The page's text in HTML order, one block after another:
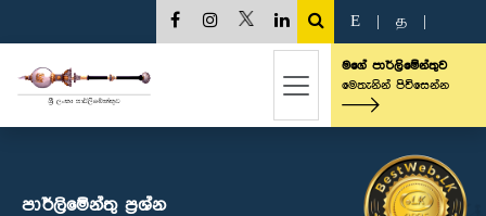
E த
මගේ පාර්ලිමේන්තුව
මෙතැනින් පිවිසෙන්න
පාර්ලි‌මේන්තු‌ ප්‍රශ්න